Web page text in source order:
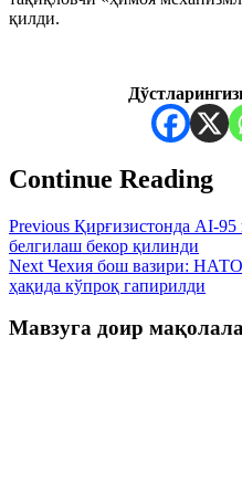
қилди.
Continue Reading
Previous Қирғизистонда AI-95
белгилаш бекор қилинди
Next Чехия бош вазири:
ҳақида кўпроқ гапирилди
Мавзуга доир